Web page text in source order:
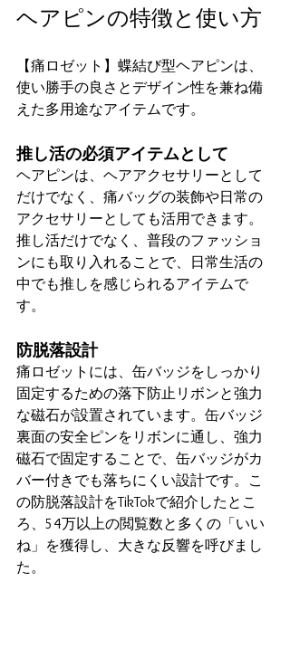
ヘアピンの特徴と使い方
【痛ロゼット】蝶結び型ヘアピンは、
使い勝手の良さとデザイン性を兼ね備
えた多用途なアイテムです。
推し活の必須アイテムとして
ヘアピンは、ヘアアクセサリーとして
だけでなく、痛バッグの装飾や日常の
アクセサリーとしても活用できます。
推し活だけでなく、普段のファッショ
ンにも取り入れることで、日常生活の
中でも推しを感じられるアイテムで
す。
防脱落設計
痛ロゼットには、缶バッジをしっかり
固定するための落下防止リボンと強力
な磁石が設置されています。缶バッジ
裏面の安全ピンをリボンに通し、強力
磁石で固定することで、缶バッジがカ
バー付きでも落ちにくい設計です。こ
の防脱落設計をTikTokで紹介したとこ
ろ、54万以上の閲覧数と多くの「いい
ね」を獲得し、大きな反響を呼びまし
た。